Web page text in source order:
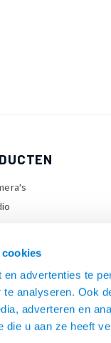
advertenties te
analyseren. Ook
adverteren en
die u aan ze heeft